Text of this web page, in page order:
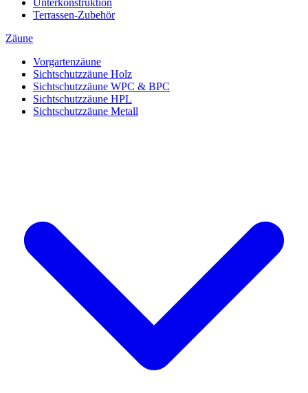
Unterkonstruktion
Terrassen-Zubehör
Zäune
Vorgartenzäune
Sichtschutzzäune Holz
Sichtschutzzäune WPC & BPC
Sichtschutzzäune HPL
Sichtschutzzäune Metall